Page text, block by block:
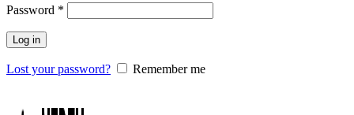
Password *
Log in
Lost your password?
Remember me